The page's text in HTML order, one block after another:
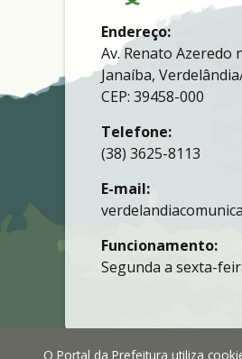
Endereço:
Av. Renato Azeredo
Janaíba,
CEP: 39458-000
Telefone:
(38) 3625-8113
E-mail:
Funcionamento:
Segunda a sexta-
O Portal da Prefeitura utiliza